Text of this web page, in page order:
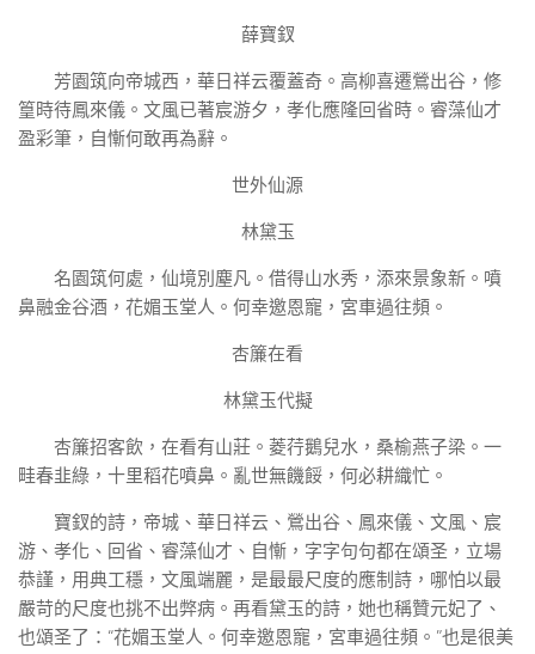
薛寶釵
芳園筑向帝城西，華日祥云覆蓋奇。高柳喜遷鶯出谷，修
篁時待鳳來儀。文風已著宸游夕，孝化應隆回省時。睿藻仙才
盈彩筆，自慚何敢再為辭。
世外仙源
林黛玉
名園筑何處，仙境別塵凡。借得山水秀，添來景象新。噴
鼻融金谷酒，花媚玉堂人。何幸邀恩寵，宮車過往頻。
杏簾在看
林黛玉代擬
杏簾招客飲，在看有山莊。菱荇鵝兒水，桑榆燕子梁。一
畦春韭綠，十里稻花噴鼻。亂世無饑餒，何必耕織忙。
寶釵的詩，帝城、華日祥云、鶯出谷、鳳來儀、文風、宸
游、孝化、回省、睿藻仙才、自慚，字字句句都在頌圣，立場
恭謹，用典工穩，文風端麗，是最最尺度的應制詩，哪怕以最
嚴苛的尺度也挑不出弊病。再看黛玉的詩，她也稱贊元妃了、
也頌圣了：“花媚玉堂人。何幸邀恩寵，宮車過往頻。”也是很美